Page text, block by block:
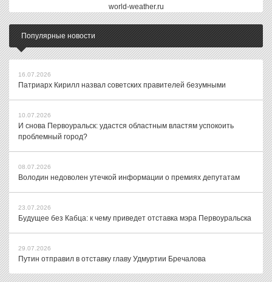
world-weather.ru
Популярные новости
16.07.2026
Патриарх Кирилл назвал советских правителей безумными
10.07.2026
И снова Первоуральск: удастся областным властям успокоить
проблемный город?
08.07.2026
Володин недоволен утечкой информации о премиях депутатам
23.07.2026
Будущее без Кабца: к чему приведет отставка мэра Первоуральска
29.07.2026
Путин отправил в отставку главу Удмуртии Бречалова